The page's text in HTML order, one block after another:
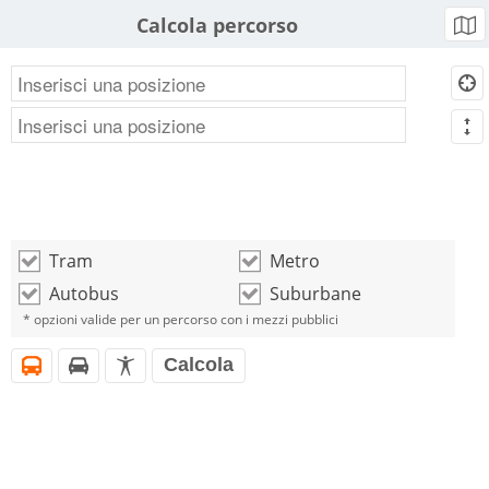
Calcola percorso b
d
m
o Tram o Metro
o Autobus o Suburbane
* opzioni valide per un percorso con i mezzi pubblici
i h l Calcola